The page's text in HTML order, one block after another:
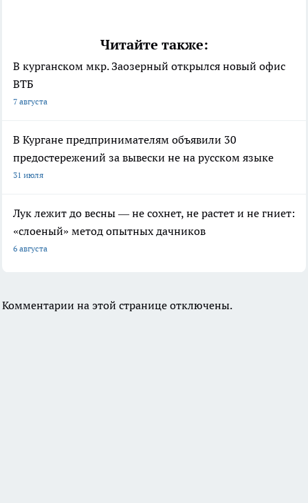
Читайте также:
В курганском мкр. Заозерный открылся новый офис
ВТБ
7 августа
В Кургане предпринимателям объявили 30
предостережений за вывески не на русском языке
31 июля
Лук лежит до весны — не сохнет, не растет и не гниет:
«слоеный» метод опытных дачников
6 августа
Комментарии на этой странице отключены.